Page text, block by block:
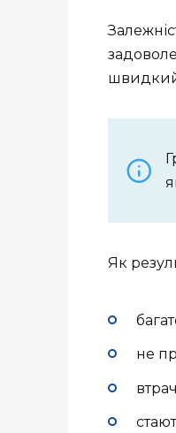
швидкий
Як
не